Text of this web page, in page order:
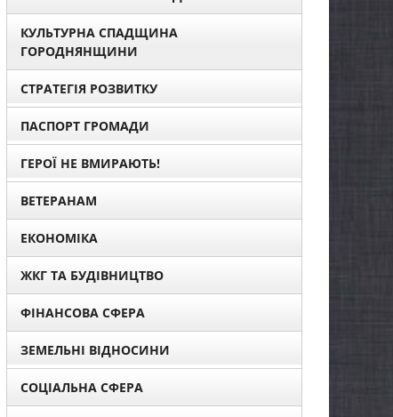
КУЛЬТУРНА СПАДЩИНА
ГОРОДНЯНЩИНИ
СТРАТЕГІЯ РОЗВИТКУ
ПАСПОРТ ГРОМАДИ
ГЕРОЇ НЕ ВМИРАЮТЬ!
ВЕТЕРАНАМ
ЕКОНОМІКА
ЖКГ ТА БУДІВНИЦТВО
ФІНАНСОВА СФЕРА
ЗЕМЕЛЬНІ ВІДНОСИНИ
СОЦІАЛЬНА СФЕРА